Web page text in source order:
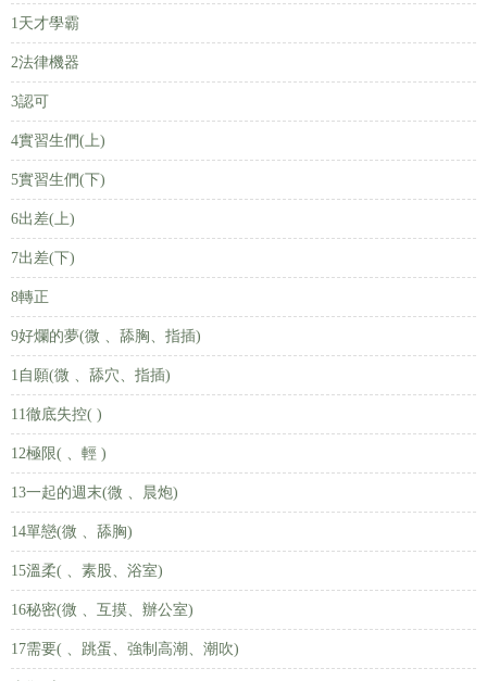
1天才學霸
2法律機器
3認可
4實習生們(上)
5實習生們(下)
6出差(上)
7出差(下)
8轉正
9好爛的夢(微 、舔胸、指插)
1自願(微 、舔穴、指插)
11徹底失控( )
12極限( 、輕 )
13一起的週末(微 、晨炮)
14單戀(微 、舔胸)
15溫柔( 、素股、浴室)
16秘密(微 、互摸、辦公室)
17需要( 、跳蛋、強制高潮、潮吹)